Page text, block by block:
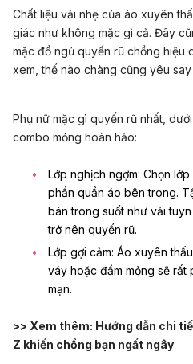
Chất liệu vải nhẹ của áo xuyên
giác như không mặc gì cả. Đây
mặc đồ ngủ quyến rũ chồng hiệu
xem, thế nào chàng cũng yêu
Phụ nữ mặc gì quyến rũ nhất,
combo mỏng hoàn hảo:
Lớp nghịch ngợm: Chọn
phần quần áo bên trong.
bán trong suốt như vải
trở nên quyến rũ.
Lớp gợi cảm: Áo xuyên
váy hoặc đầm mỏng sẽ rất
mạn.
>> Xem thêm: Hướng dẫn chi
Z khiến chồng bạn ngất ngây